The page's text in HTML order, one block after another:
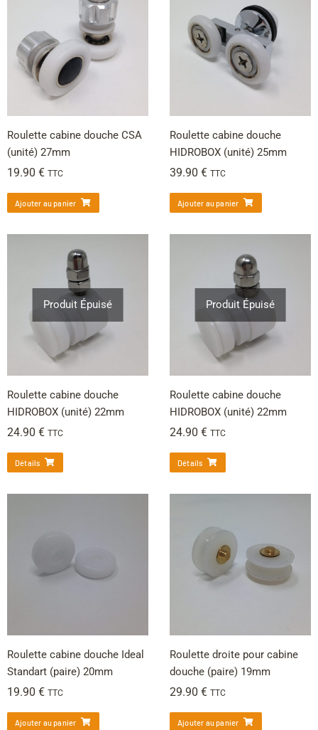
Roulette cabine douche CSA
(unité) 27mm
19.90 € TTC
Ajouter au panier
Roulette cabine douche
HIDROBOX (unité) 25mm
39.90 € TTC
Ajouter au panier
Produit Épuisé
Roulette cabine douche
HIDROBOX (unité) 22mm
24.90 € TTC
Détails
Produit Épuisé
Roulette cabine douche
HIDROBOX (unité) 22mm
24.90 € TTC
Détails
Roulette cabine douche Ideal
Standart (paire) 20mm
19.90 € TTC
Ajouter au panier
Roulette droite pour cabine
douche (paire) 19mm
29.90 € TTC
Ajouter au panier